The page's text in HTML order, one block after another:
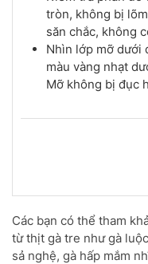
tròn, không bị
săn chắc, không
Nhìn lớp mỡ dưới
màu vàng nhạt
Mỡ không bị đục
Các bạn có thể tham
từ thịt gà tre như gà
sả nghệ, gà hấp mắm